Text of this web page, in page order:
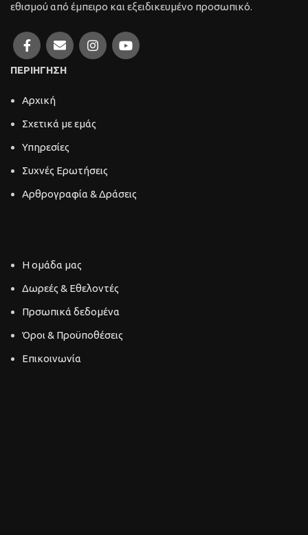
εθισμού από έμπειρο και εξειδικευμένο προσωπικό.
ΠΕΡΙΗΓΗΣΗ
Αρχική
Σχετικά με εμάς
Υπηρεσίες
Συχνές Ερωτήσεις
Αρθρογραφία & Δράσεις
Η ομάδα μας
Δωρεές & Εθελοντές
Πρσωπικά δεδομένα
Όροι & Προϋποθέσεις
Επικοινωνία